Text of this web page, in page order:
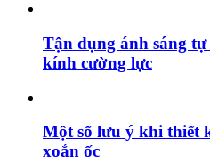
Tận dụng ánh sáng
kính cường lực
Một số lưu ý khi thiết
xoắn ốc